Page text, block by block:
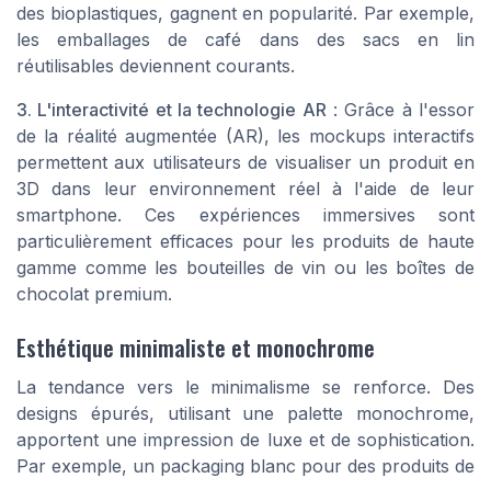
des bioplastiques, gagnent en popularité. Par exemple,
les emballages de café dans des sacs en lin
réutilisables deviennent courants.
3. L'interactivité et la technologie AR: Grâce à l'essor
de la réalité augmentée (AR), les mockups interactifs
permettent aux utilisateurs de visualiser un produit en
3D dans leur environnement réel à l'aide de leur
smartphone. Ces expériences immersives sont
particulièrement efficaces pour les produits de haute
gamme comme les bouteilles de vin ou les boîtes de
chocolat premium.
Esthétique minimaliste et monochrome
La tendance vers le minimalisme se renforce. Des
designs épurés, utilisant une palette monochrome,
apportent une impression de luxe et de sophistication.
Par exemple, un packaging blanc pour des produits de